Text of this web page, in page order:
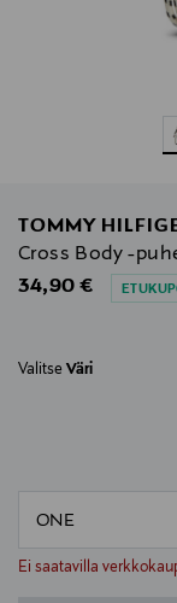
TOMMY
Cross Body -
Original Price
34,90 €
Valitse Väri
Ei saatavilla
null